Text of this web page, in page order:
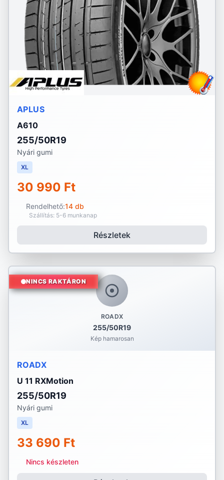
APLUS
A610
255/50R19
Nyári gumi
XL
30 990 Ft
Rendelhető:14 db
Szállítás: 5-6 munkanap
Részletek
ROADX
255/50R19
Kép hamarosan
NINCS RAKTÁRON
ROADX
U 11 RXMotion
255/50R19
Nyári gumi
XL
33 690 Ft
Nincs készleten